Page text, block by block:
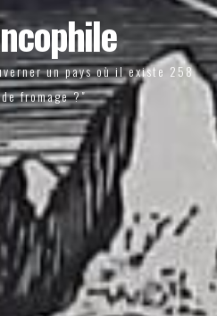
un pays où il existe 258
fromage ?"